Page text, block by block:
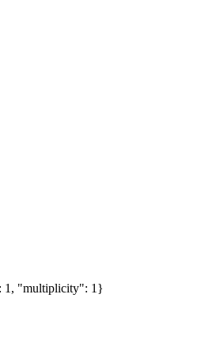
1, "multiplicity": 1}